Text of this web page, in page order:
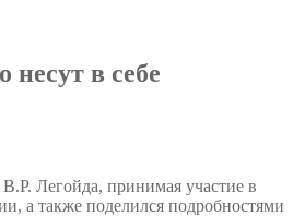
в себе
Легойда, принимая участие в
а также поделился подробностями